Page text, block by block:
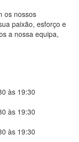
os nossos
paixão, esforço e
a nossa equipa,
às 19:30
às 19:30
às 19:30